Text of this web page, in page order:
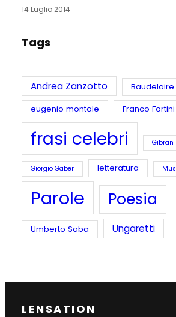
14 Luglio 2014
Tags
Andrea Zanzotto
Baudelaire
eugenio montale
Franco Fortini
frasi celebri Gibran
Giorgio Gaber letteratura
Parole Poesia
Umberto Saba Ungaretti
LENSATION